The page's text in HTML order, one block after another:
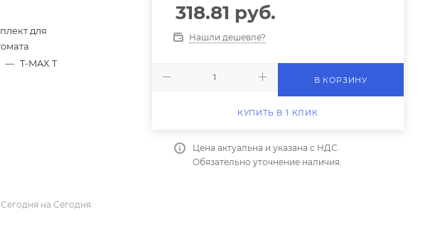
для
— T-MAX T
318.81 руб.
Нашли дешевле?
В КОРЗИНУ
КУПИТЬ В 1 КЛИК
Цена актуальна и указана с НДС.
Обязательно уточнение наличия.
на Сегодня.